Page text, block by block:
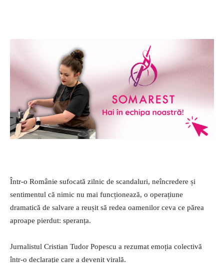
Într-o Românie sufocată zilnic de scandaluri, neîncredere și
sentimentul că nimic nu mai funcționează, o operațiune
dramatică de salvare a reușit să redea oamenilor ceva ce părea
aproape pierdut: speranța.
Jurnalistul Cristian Tudor Popescu a rezumat emoția colectivă
într-o declarație care a devenit virală.